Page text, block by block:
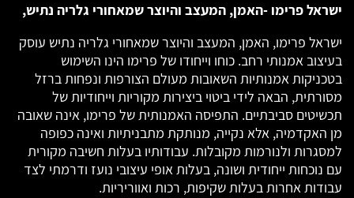
ישראל פרימו -האמן, המעצב והיוצר שמאחורי גלריה נתיש,
ישראל פרימו, האמן, המעצב והיוצר שמאחורי גלריה נתיש עוסק
בעיצוב אמנותי רחב. כוחו וייחודו של פרימו הינו השימוש
בטכניקות אמנותיות השאובות מעולם הצורפות ונפחות ברזל
מסורתית, הבאה לידי ביטוי ביצירות מקוריות וייחודיות של
תכשיטים סביבתיים. התפיסה האמנותית של פרימו, אינה שאובה
מן האקדמיה, אלא נקייה, מנותקת מתבניתיות ואינה כפופה
למסגרות ולנורמות מקובלות. עבודותיו בעלות חשיבה מקורית
עם נוכחות ייחודית ושונה, בעלות אופי עיצובי נועז ודרמתי לצד
עבודות אחרות בעלות שקיפות, רכות ואווריריות.